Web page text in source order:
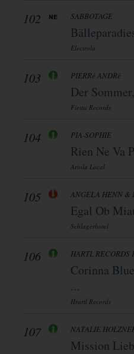
102 SABBOTAGE
Electrola
103 PIERRé ANDRé
Der
Fiesta Records
104 PIA-SOPHIE
Rien Ne Va
Ariola Local
105 ANGELA HENN &
Egal Ob
Schlagerhotel
106 HARTL RECORDS
Corinna
...
Hrartl Records
107 NATALIE
Mission